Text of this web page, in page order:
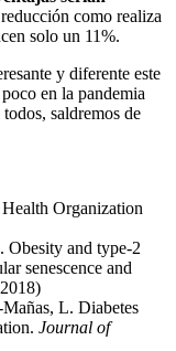
como realiza
solo un 11%.
y diferente este
en la pandemia
saldremos de
Organization
and type-2
senescence and
L. Diabetes
Journal of